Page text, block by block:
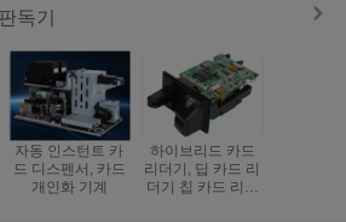
독기
자동 인스턴트 카
드 디스펜서, 카드
개인화 기계
하이브리드 카드
리더기, 딥 카드 리
더기 칩 카드 리더